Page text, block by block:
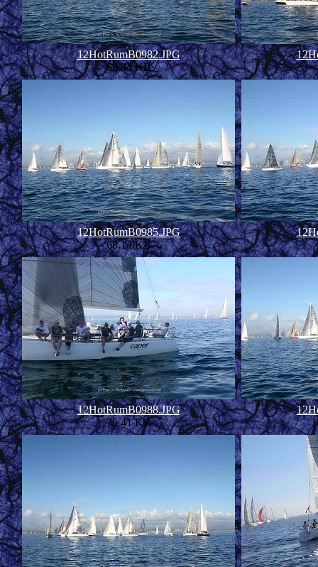
12HotRumB0982.JPG
68.34 KB
12HotRumB0985.JPG
68.14 KB
12HotRumB0988.JPG
75.41 KB